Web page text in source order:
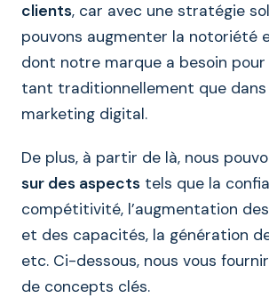
clients, car avec une stratégie
pouvons augmenter la notoriété
dont notre marque a besoin pour
tant traditionnellement que dans
marketing digital.
De plus, à partir de là, nous
sur des aspects tels que la
compétitivité, l’augmentation
et des capacités, la génération
etc. Ci-dessous, nous vous
de concepts clés.